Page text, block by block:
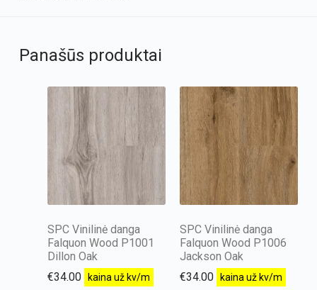
Panašūs produktai
SPC Vinilinė danga
Falquon Wood P1001
Dillon Oak
€34.00 kaina už kv/m
SPC Vinilinė danga
Falquon Wood P1006
Jackson Oak
€34.00 kaina už kv/m